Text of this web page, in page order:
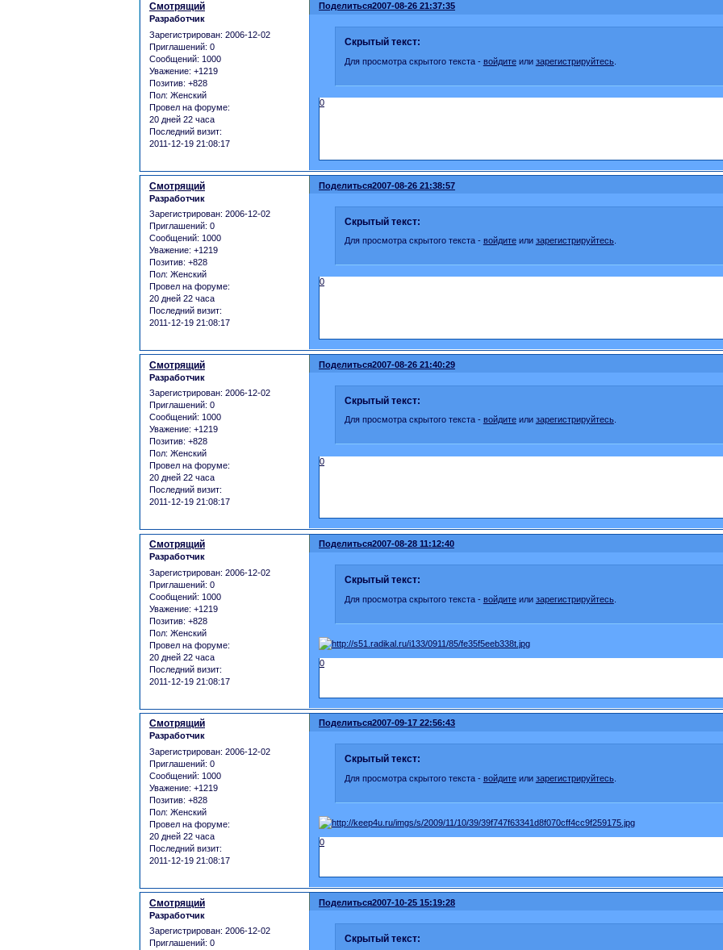
Поделиться2007-08-26 21:37:35
Смотрящий
Разработчик
Зарегистрирован: 2006-12-02
Приглашений: 0
Сообщений: 1000
Уважение: +1219
Позитив: +828
Пол: Женский
Провел на форуме:
20 дней 22 часа
Последний визит:
2011-12-19 21:08:17
Скрытый текст:
Для просмотра скрытого текста - войдитеили зарегистрируйтесь.
0
Поделиться2007-08-26 21:38:57
Смотрящий
Разработчик
Зарегистрирован: 2006-12-02
Приглашений: 0
Сообщений: 1000
Уважение: +1219
Позитив: +828
Пол: Женский
Провел на форуме:
20 дней 22 часа
Последний визит:
2011-12-19 21:08:17
Скрытый текст:
Для просмотра скрытого текста - войдитеили зарегистрируйтесь.
0
Поделиться2007-08-26 21:40:29
Смотрящий
Разработчик
Зарегистрирован: 2006-12-02
Приглашений: 0
Сообщений: 1000
Уважение: +1219
Позитив: +828
Пол: Женский
Провел на форуме:
20 дней 22 часа
Последний визит:
2011-12-19 21:08:17
Скрытый текст:
Для просмотра скрытого текста - войдитеили зарегистрируйтесь.
0
Поделиться2007-08-28 11:12:40
Смотрящий
Разработчик
Зарегистрирован: 2006-12-02
Приглашений: 0
Сообщений: 1000
Уважение: +1219
Позитив: +828
Пол: Женский
Провел на форуме:
20 дней 22 часа
Последний визит:
2011-12-19 21:08:17
Скрытый текст:
Для просмотра скрытого текста - войдитеили зарегистрируйтесь.
0
Поделиться2007-09-17 22:56:43
Смотрящий
Разработчик
Зарегистрирован: 2006-12-02
Приглашений: 0
Сообщений: 1000
Уважение: +1219
Позитив: +828
Пол: Женский
Провел на форуме:
20 дней 22 часа
Последний визит:
2011-12-19 21:08:17
Скрытый текст:
Для просмотра скрытого текста - войдитеили зарегистрируйтесь.
0
Поделиться2007-10-25 15:19:28
Смотрящий
Разработчик
Зарегистрирован: 2006-12-02
Приглашений: 0 Скрытый текст: